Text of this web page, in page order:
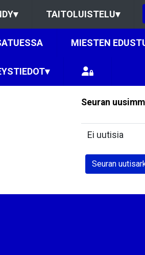
▾ TAITOLUISTELU▾
MIESTEN
▾
Seuran
Ei uutisia
Seuran